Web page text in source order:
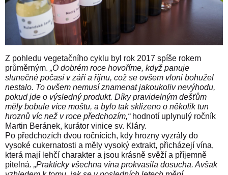
Z pohledu vegetačního cyklu byl rok 2017 spíše rokem
průměrným. „O dobrém roce hovoříme, když panuje
slunečné počasí v září a říjnu, což se ovšem vloni bohužel
nestalo. To ovšem nemusí znamenat jakoukoliv nevýhodu,
pokud jde o výsledný produkt. Díky pravidelným dešťům
měly bobule více moštu, a bylo tak sklizeno o několik tun
hroznů víc než v roce předchozím,“ hodnotí uplynulý ročník
Martin Beránek, kurátor vinice sv. Kláry.
Po předchozích dvou ročnících, kdy hrozny vyzrály do
vysoké cukernatosti a měly vysoký extrakt, přicházejí vína,
která mají lehčí charakter a jsou krásně svěží a příjemně
pitelná. „Prakticky všechna vína prokvasila dosucha. Avšak